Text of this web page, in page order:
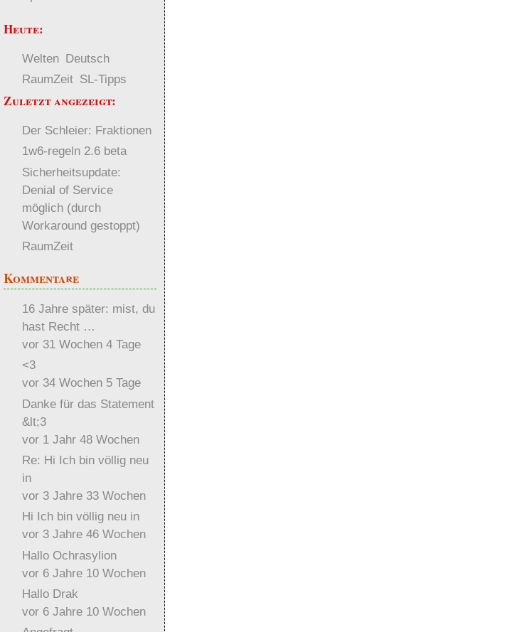
Heute:
Welten Deutsch
RaumZeit SL-Tipps
Zuletzt angezeigt:
Der Schleier: Fraktionen
1w6-regeln 2.6 beta
Sicherheitsupdate:
Denial of Service
möglich (durch
Workaround gestoppt)
RaumZeit
Kommentare
16 Jahre später: mist, du
hast Recht …
vor 31 Wochen 4 Tage
<3
vor 34 Wochen 5 Tage
Danke für das Statement
&lt;3
vor 1 Jahr 48 Wochen
Re: Hi Ich bin völlig neu
in
vor 3 Jahre 33 Wochen
Hi Ich bin völlig neu in
vor 3 Jahre 46 Wochen
Hallo Ochrasylion
vor 6 Jahre 10 Wochen
Hallo Drak
vor 6 Jahre 10 Wochen